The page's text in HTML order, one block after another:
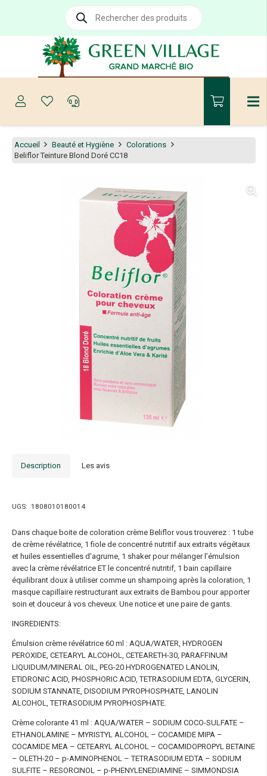
Recherche
produits
Accueil Beauté et Hygiène
Colorations
Beliflor Teinture Blond Doré CC18
Description Les avis
UGS: 1808010180014
Dans chaque boite de coloration crème Beliflor vous trouverez : 1 tube
de crème révélatrice, 1 fiole de concentré nutritif aux extraits végétaux
et huiles essentielles d’agrume, 1 shaker pour mélanger l’émulsion
avec la crème révélatrice ET le concentré nutritif, 1 bain capillaire
équilibrant doux à utiliser comme un shampoing après la coloration, 1
masque capillaire restructurant aux extraits de Bambou pour apporter
soin et douceur à vos cheveux. Une notice et une paire de gants.
INGREDIENTS:
Émulsion crème révélatrice 60 ml : AQUA/WATER, HYDROGEN
PEROXIDE, CETEARYL ALCOHOL, CETEARETH-30, PARAFFINUM
LIQUIDUM/MINERAL OIL, PEG-20 HYDROGENATED LANOLIN,
ETIDRONIC ACID, PHOSPHORIC ACID, TETRASODIUM EDTA, GLYCERIN,
SODIUM STANNATE, DISODIUM PYROPHOSPHATE, LANOLIN
ALCOHOL, TETRASODIUM PYROPHOSPHATE.
Crème colorante 41 ml : AQUA/WATER – SODIUM COCO-SULFATE –
ETHANOLAMINE – MYRISTYL ALCOHOL – COCAMIDE MIPA –
COCAMIDE MEA – CETEARYL ALCOHOL – COCAMIDOPROPYL BETAINE
– OLETH-20 – p-AMINOPHENOL – TETRASODIUM EDTA – SODIUM
SULFITE – RESORCINOL – p-PHENYLENEDIAMINE – SIMMONDSIA